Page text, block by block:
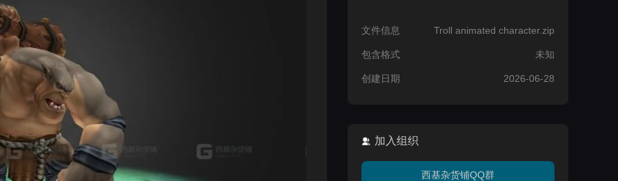
文件信息 Troll animated character.zip
包含格式 未知
创建日期 2026-06-28
加入组织
西基杂货铺QQ群